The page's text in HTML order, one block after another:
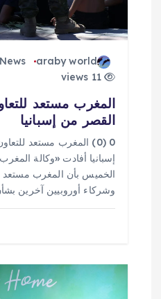
ت
araby world
11 views
المغرب مستعد
القصر من إسبانيا
0 (0) المغرب مستعد
إسبانيا أفادت «وكالة المغرب
الخميس بأن المغرب مستعد
وشركاء أوروبيين آخرين